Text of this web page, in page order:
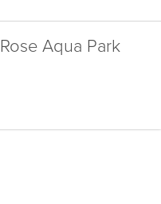
Rose Aqua Park